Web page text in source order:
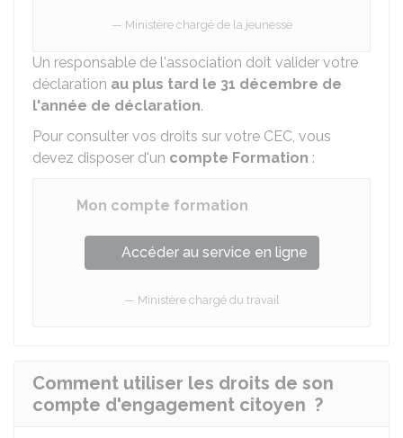
Ministère chargé de la jeunesse
Un responsable de l'association doit valider votre
déclaration au plus tard le 31 décembre de
l'année de déclaration.
Pour consulter vos droits sur votre CEC, vous
devez disposer d'un compte Formation :
Mon compte formation
Accéder au service en ligne
Ministère chargé du travail
Comment utiliser les droits de son
compte d'engagement citoyen ?